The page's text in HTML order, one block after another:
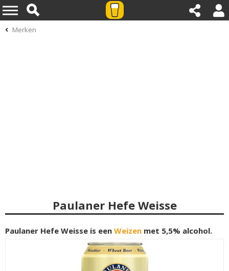
Merken
Paulaner Hefe Weisse
Paulaner Hefe Weisse is een Weizen met 5,5% alcohol.